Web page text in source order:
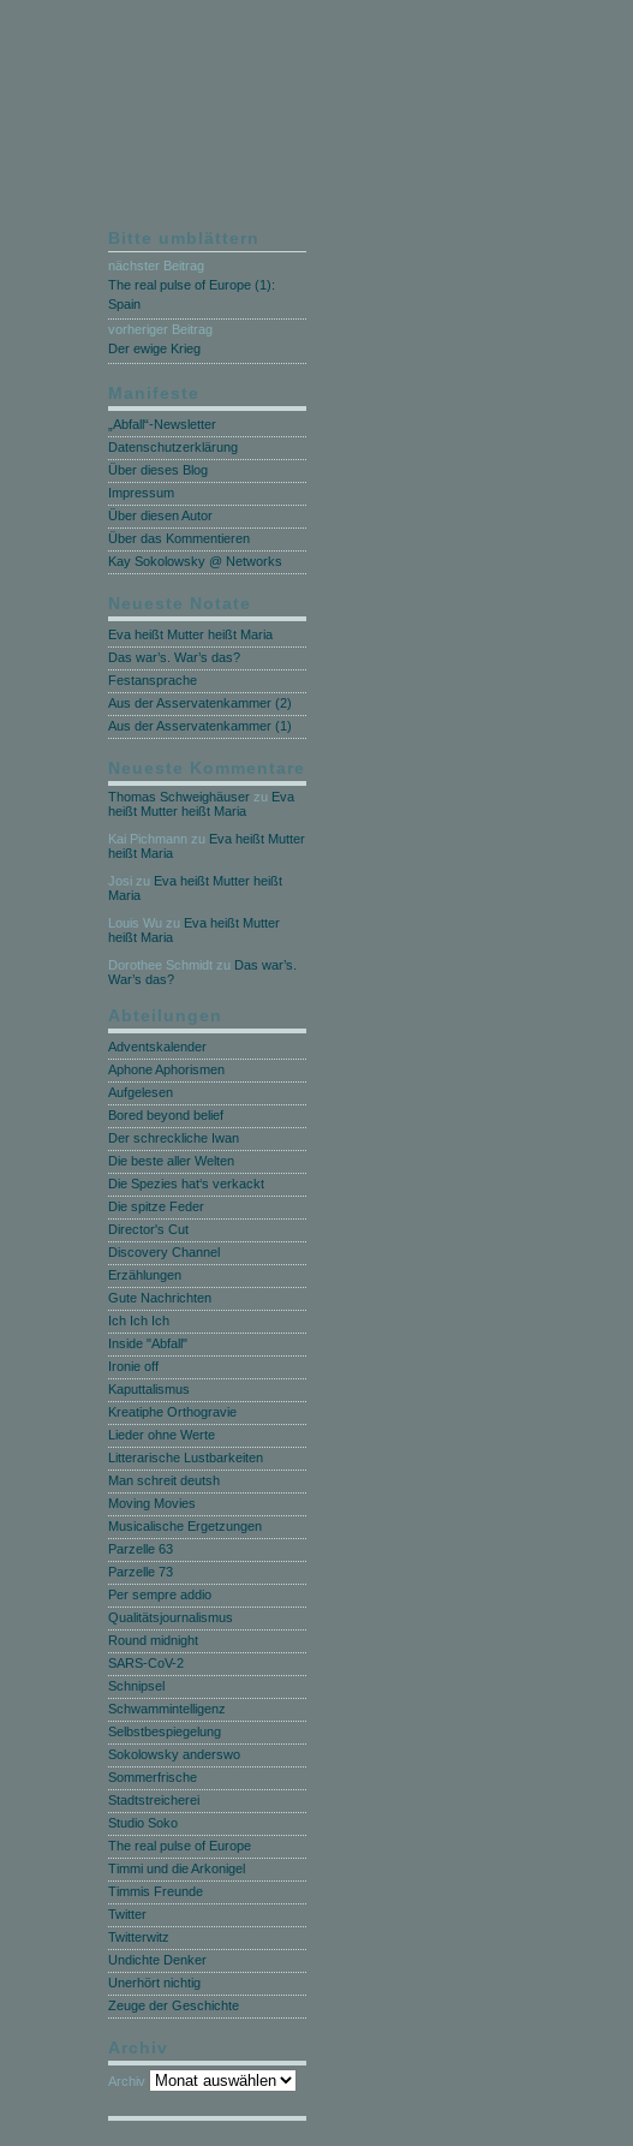
Bitte umblättern
nächster Beitrag
The real pulse of Europe (1):
Spain
vorheriger Beitrag
Der ewige Krieg
Manifeste
„Abfall“-Newsletter
Datenschutzerklärung
Über dieses Blog
Impressum
Über diesen Autor
Über das Kommentieren
Kay Sokolowsky @ Networks
Neueste Notate
Eva heißt Mutter heißt Maria
Das war’s. War’s das?
Festansprache
Aus der Asservatenkammer (2)
Aus der Asservatenkammer (1)
Neueste Kommentare
Thomas Schweighäuser zu Eva
heißt Mutter heißt Maria
Kai Pichmann zu Eva heißt Mutter
heißt Maria
Josi zu Eva heißt Mutter heißt
Maria
Louis Wu zu Eva heißt Mutter
heißt Maria
Dorothee Schmidt zu Das war’s.
War’s das?
Abteilungen
Adventskalender
Aphone Aphorismen
Aufgelesen
Bored beyond belief
Der schreckliche Iwan
Die beste aller Welten
Die Spezies hat‘s verkackt
Die spitze Feder
Director's Cut
Discovery Channel
Erzählungen
Gute Nachrichten
Ich Ich Ich
Inside "Abfall"
Ironie off
Kaputtalismus
Kreatiphe Orthogravie
Lieder ohne Werte
Litterarische Lustbarkeiten
Man schreit deutsh
Moving Movies
Musicalische Ergetzungen
Parzelle 63
Parzelle 73
Per sempre addio
Qualitätsjournalismus
Round midnight
SARS-CoV-2
Schnipsel
Schwammintelligenz
Selbstbespiegelung
Sokolowsky anderswo
Sommerfrische
Stadtstreicherei
Studio Soko
The real pulse of Europe
Timmi und die Arkonigel
Timmis Freunde
Twitter
Twitterwitz
Undichte Denker
Unerhört nichtig
Zeuge der Geschichte
Archiv
Archiv